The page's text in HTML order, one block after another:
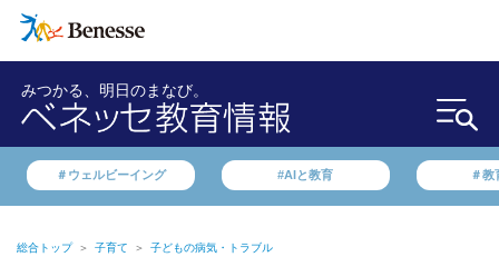
みつかる、明日のまなび。
＃ウェルビーイング #AIと教育 ＃教
総合トップ ＞ 子育て ＞ 子どもの病気・トラブル